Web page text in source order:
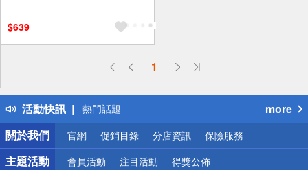
$639
1
活動快訊
偏遠地區配送
得獎公告
熱門話題
銀行優惠
偏遠地區配送
詐騙網頁！請小心！
more
關於我們
官網 促銷目錄 分店資訊 保險服務
主題活動 會員活動 注目活動 得獎公佈